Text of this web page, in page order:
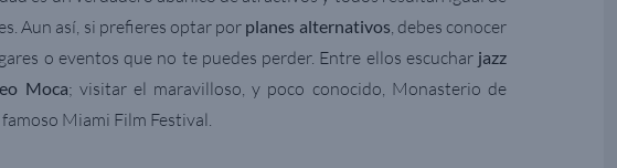
Aun así, si prefieres optar por planes alternativos, debes conocer
o eventos que no te puedes perder. Entre ellos escuchar jazz
Moca; visitar el maravilloso, y poco conocido, Monasterio de
Miami Film Festival.